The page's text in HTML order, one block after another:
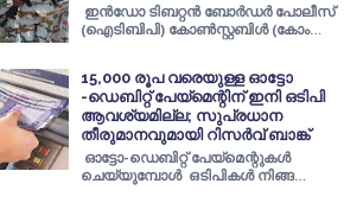
ഇന്‍ഡോ ടിബറ്റന്‍ ബോര്‍ഡര്‍ പോലീസ്
(ഐടിബിപി) കോണ്‍സ്റ്റബിള്‍ (കോം…
15,000 രൂപ വരെയുള്ള ഓട്ടോ
-ഡെബിറ്റ് പേയ്‌മെന്റിന് ഇനി ഒടിപി
ആവശ്യമില്ല; സുപ്രധാന
തീരുമാനവുമായി റിസര്‍വ് ബാങ്ക്
ഓട്ടോ-ഡെബിറ്റ് പേയ്‌മെന്റുകള്‍
ചെയ്യുമ്പോൾ ഒടിപികള്‍ നിങ്ങ…